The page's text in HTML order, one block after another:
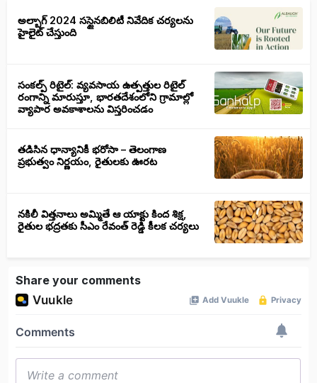
అల్బాగ్ 2024 సస్టైనబిలిటీ నివేదిక చర్యలను
హైలైట్ చేస్తుంది
సంకల్ప్ రిటైల్: వ్యవసాయ ఉత్పత్తుల రిటైల్
రంగాన్ని మారుస్తూ, భారతదేశంలోని గ్రామాల్లో
వ్యాపార అవకాశాలను విస్తరించడం
తడిసిన ధాన్యానికీ భరోసా – తెలంగాణ
ప్రభుత్వం నిర్ణయం, రైతులకు ఊరట
నకిలీ విత్తనాలు అమ్మితే ఆ యాక్టు కింద శిక్ష,
రైతుల భద్రతకు సీఎం రేవంత్ రెడ్డి కీలక చర్యలు
Share your comments